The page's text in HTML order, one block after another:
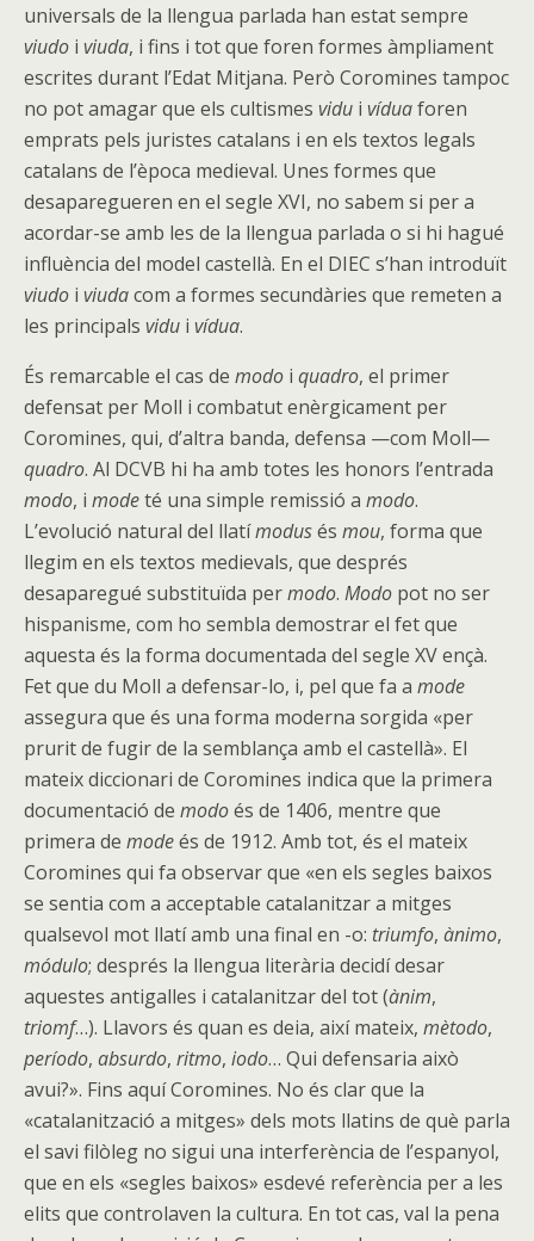
universals de la llengua parlada han estat sempre
viudo i viuda, i fins i tot que foren formes àmpliament
escrites durant l’Edat Mitjana. Però Coromines tampoc
no pot amagar que els cultismes vidu i víduaforen
emprats pels juristes catalans i en els textos legals
catalans de l’època medieval. Unes formes que
desaparegueren en el segle XVI, no sabem si per a
acordar-se amb les de la llengua parlada o si hi hagué
influència del model castellà. En el DIEC s’han introduït
viudo i viudacom a formes secundàries que remeten a
les principals vidu i vídua.
És remarcable el cas de modo i quadro, el primer
defensat per Moll i combatut enèrgicament per
Coromines, qui, d’altra banda, defensa —com Moll—
quadro. Al DCVB hi ha amb totes les honors l’entrada
modo, i modeté una simple remissió a modo.
L’evolució natural del llatímodusés mou, forma que
llegim en els textos medievals, que després
desaparegué substituïda permodo. Modo pot no ser
hispanisme, com ho sembla demostrar el fet que
aquesta és la forma documentada del segle XV ençà.
Fet que du Moll a defensar-lo, i, pel que fa a mode
assegura que és una forma moderna sorgida «per
prurit de fugir de la semblança amb el castellà». El
mateix diccionari de Coromines indica que la primera
documentació de modoés de 1406, mentre que
primera de modeés de 1912. Amb tot, és el mateix
Coromines qui fa observar que «en els segles baixos
se sentia com a acceptable catalanitzar a mitges
qualsevol mot llatí amb una final en -o: triumfo, ànimo,
módulo; després la llengua literària decidí desar
aquestes antigalles i catalanitzar del tot (ànim,
triomf…). Llavors és quan es deia, així mateix, mètodo,
período, absurdo, ritmo, iodo… Qui defensaria això
avui?». Fins aquí Coromines. No és clar que la
«catalanització a mitges» dels mots llatins de què parla
el savi filòleg no sigui una interferència de l’espanyol,
que en els «segles baixos» esdevé referència per a les
elits que controlaven la cultura. En tot cas, val la pena